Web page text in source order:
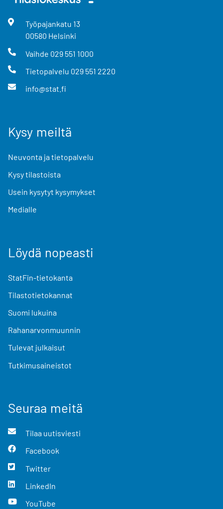
Työpajankatu 13
00580 Helsinki
Vaihde 029 551 1000
Tietopalvelu 029 551 2220
info@stat.fi
Kysy meiltä
Neuvonta ja tietopalvelu
Kysy tilastoista
Usein kysytyt kysymykset
Medialle
Löydä nopeasti
StatFin-tietokanta
Tilastotietokannat
Suomi lukuina
Rahanarvonmuunnin
Tulevat julkaisut
Tutkimusaineistot
Seuraa meitä
Tilaa uutisviesti
Facebook
Twitter
LinkedIn
YouTube